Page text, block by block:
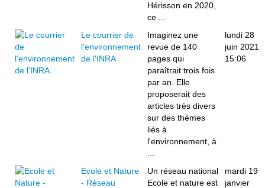
Hérisson en 2020,
ce ...
Le courrier de
l'environnement
de l'INRA
Imaginez une
revue de 140
pages qui
paraîtrait trois fois
par an. Elle
proposerait des
articles très divers
sur des thèmes
liés à
l'environnement, à
lundi 28
juin 2021
15:06
Ecole et Nature
- Réseau
Un réseau national
Ecole et nature est
mardi 19
janvier